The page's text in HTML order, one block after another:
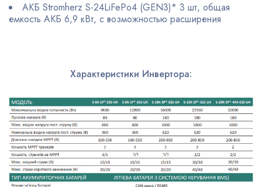
АКБ Stromherz S-24LiFePo4 (GEN3)* 3 шт, общая
емкость АКБ 6,9 кВт, с возможностью расширения
Характеристики Инвертора: